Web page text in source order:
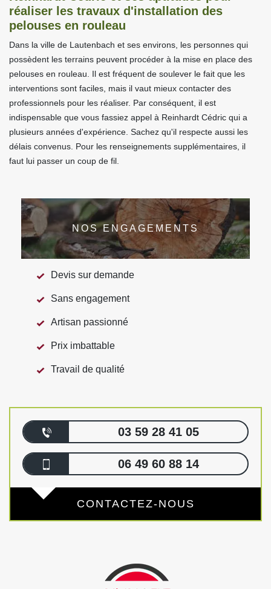
réaliser les travaux d'installation des
pelouses en rouleau
Dans la ville de Lautenbach et ses environs, les personnes qui
possèdent les terrains peuvent procéder à la mise en place des
pelouses en rouleau. Il est fréquent de soulever le fait que les
interventions sont faciles, mais il vaut mieux contacter des
professionnels pour les réaliser. Par conséquent, il est
indispensable que vous fassiez appel à Reinhardt Cédric qui a
plusieurs années d'expérience. Sachez qu'il respecte aussi les
délais convenus. Pour les renseignements supplémentaires, il
faut lui passer un coup de fil.
NOS ENGAGEMENTS
Devis sur demande
Sans engagement
Artisan passionné
Prix imbattable
Travail de qualité
03 59 28 41 05
06 49 60 88 14
CONTACTEZ-NOUS